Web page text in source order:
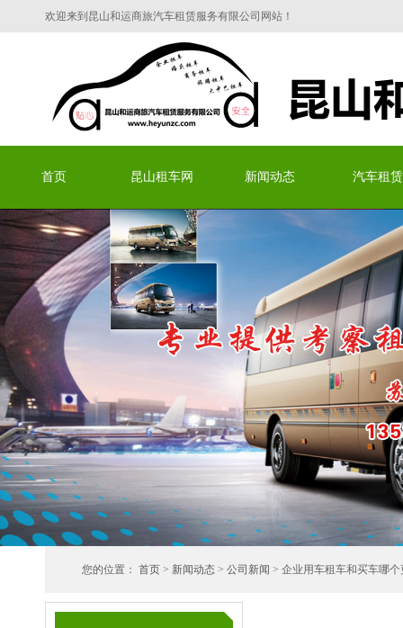
欢迎来到昆山和运商旅汽车租赁服务有限公司网站！
昆山和运商旅汽车租赁服务有
首页 昆山租车网 新闻动态 汽车租赁
您的位置： 首页 > 新闻动态 > 公司新闻 > 企业用车租车和买车哪个